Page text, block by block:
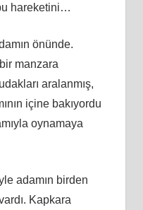
hareketini…
önünde.
manzara
aralanmış,
içine bakıyordu
oynamaya
adamın birden
Kapkara